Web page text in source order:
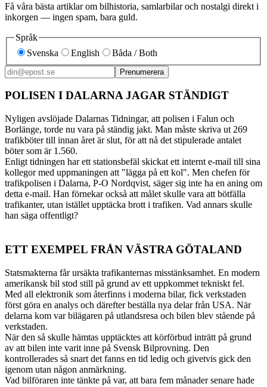
Få våra bästa artiklar om bilhistoria, samlarbilar och nostalgi direkt i
inkorgen — ingen spam, bara guld.
Språk
Svenska
English Båda / Both
Prenumerera
POLISEN I DALARNA JAGAR STÄNDIGT
Nyligen avslöjade Dalarnas Tidningar, att polisen i Falun och
Borlänge, torde nu vara på ständig jakt. Man måste skriva ut 269
trafikböter till innan året är slut, för att nå det stipulerade antalet
böter som är 1.560.
Enligt tidningen har ett stationsbefäl skickat ett internt e-mail till sina
kollegor med uppmaningen att "lägga på ett kol". Men chefen för
trafikpolisen i Dalarna, P-O Nordqvist, säger sig inte ha en aning om
detta e-mail. Han förnekar också att målet skulle vara att bötfälla
trafikanter, utan istället upptäcka brott i trafiken. Vad annars skulle
han säga offentligt?
ETT EXEMPEL FRÅN VÄSTRA GÖTALAND
Statsmakterna får ursäkta trafikanternas misstänksamhet. En modern
amerikansk bil stod still på grund av ett uppkommet tekniskt fel.
Med all elektronik som återfinns i moderna bilar, fick verkstaden
först göra en analys och därefter beställa nya delar från USA. När
delarna kom var bilägaren på utlandsresa och bilen blev stående på
verkstaden.
När den så skulle hämtas upptäcktes att körförbud inträtt på grund
av att bilen inte varit inne på Svensk Bilprovning. Den
kontrollerades så snart det fanns en tid ledig och givetvis gick den
igenom utan någon anmärkning.
Vad bilföraren inte tänkte på var, att bara fem månader senare hade